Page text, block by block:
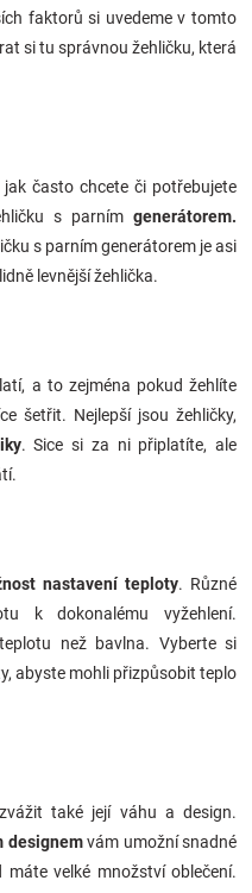
faktorů si uvedeme v tomto
si tu správnou žehličku, která
často chcete či potřebujete
s parním generátorem.
s parním generátorem je asi
levnější žehlička.
a to zejména pokud žehlíte
šetřit. Nejlepší jsou žehličky,
. Sice si za ni připlatíte, ale
nastavení teploty. Různé
k dokonalému vyžehlení.
než bavlna. Vyberte si
abyste mohli přizpůsobit teplo
také její váhu a design.
designemvám umožní snadné
velké množství oblečení.